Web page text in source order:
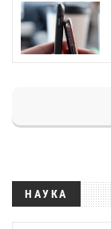
НАУКА